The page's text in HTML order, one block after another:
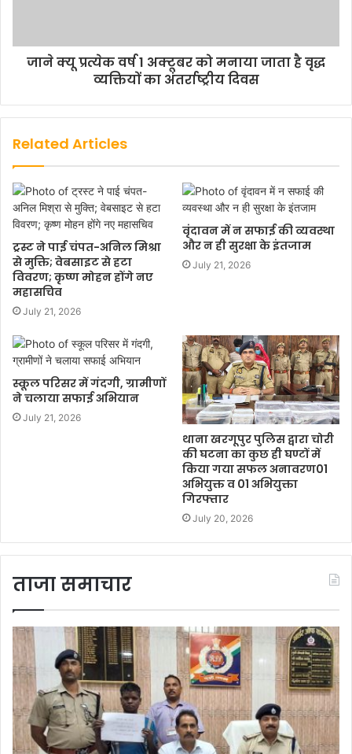
जाने क्यू प्रत्येक वर्ष 1 अक्टूबर को मनाया जाता है वृद्ध
व्यक्तियों का अंतर्राष्ट्रीय दिवस
Related Articles
ट्रस्ट ने पाई चंपत-अनिल मिश्रा
से मुक्ति; वेबसाइट से हटा
विवरण; कृष्ण मोहन होंगे नए
महासचिव
July 21, 2026
वृंदावन में न सफाई की व्यवस्था
और न ही सुरक्षा के इंतजाम
July 21, 2026
स्कूल परिसर में गंदगी, ग्रामीणों
ने चलाया सफाई अभियान
July 21, 2026
थाना खरगूपुर पुलिस द्वारा चोरी
की घटना का कुछ ही घण्टों में
किया गया सफल अनावरण01
अभियुक्त व 01 अभियुक्ता
गिरफ्तार
July 20, 2026
ताजा समाचार